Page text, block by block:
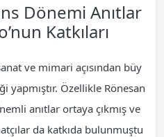
Dönemi Anıtlar
Katkıları
ve mimari açısından büy
yapmıştır. Özellikle Rönesan
anıtlar ortaya çıkmış ve
da katkıda bulunmuştu